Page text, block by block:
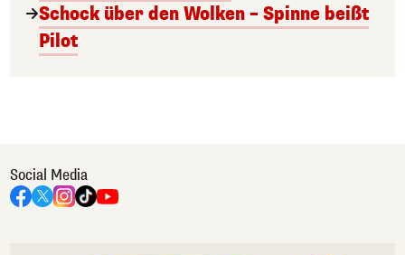
Schock über den Wolken – Spinne beißt
Pilot
Social Media